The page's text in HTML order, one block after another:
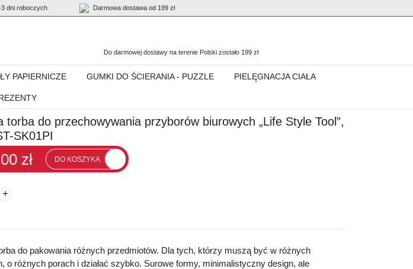
dni roboczych Darmowa dostawa od 199 zł
Do darmowej dostawy na terenie Polski zostało 199 zł
PAPIERNICZE GUMKI DO ŚCIERANIA - PUZZLE PIELĘGNACJA CIAŁA
Tool”, Pink LST-SK01PI
torba do przechowywania przyborów biurowych „Life Style Tool”,
SK01PI
zł DO KOSZYKA
+
do pakowania różnych przedmiotów. Dla tych, którzy muszą być w różnych
o różnych porach i działać szybko. Surowe formy, minimalistyczny design, ale